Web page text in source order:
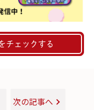
チェックする
次の記事へ